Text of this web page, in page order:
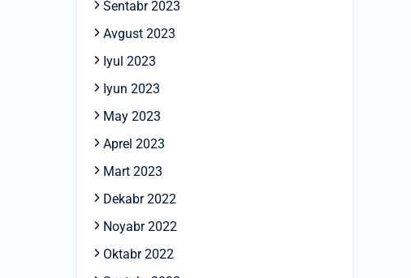
Sentabr 2023
Avgust 2023
Iyul 2023
Iyun 2023
May 2023
Aprel 2023
Mart 2023
Dekabr 2022
Noyabr 2022
Oktabr 2022